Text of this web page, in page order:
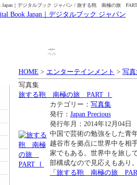
Japan｜デジタルブック ジャパン / 旅する鞄 南極の旅
Book Japan｜デジタルブック ジャパン
HOME > エンターテインメント > 写
写真集
旅する鞄 南極の旅 PART Ⅰ
カテゴリー： 写真集
発行： Japan Precious
発行年月：2014年12月04日
中国で芸術の勉強をした青
越谷市を拠点に世界中を相
家でもある。世界中を旅し
部構成なので見応えもあり
「旅する鞄 南極の旅